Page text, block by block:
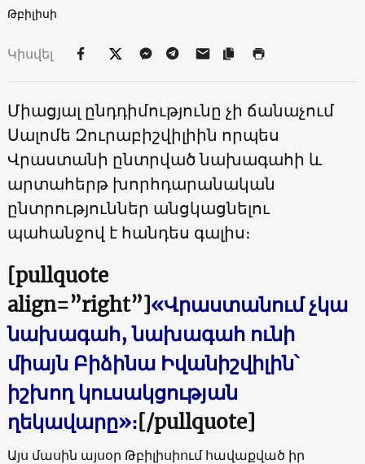
Թբիլիսի
Կիսվել
Միացյալ ընդդիմությունը չի ճանաչում
Սալոմե Զուրաբիշվիլիին որպես
Վրաստանի ընտրված նախագահի և
արտահերթ խորհդարանական
ընտրություններ անցկացնելու
պահանջով է հանդես գալիս։
[pullquote
align=”right”]«Վրաստանում չկա
նախագահ, նախագահ ունի
միայն Բիձինա Իվանիշվիլին՝
իշխող կուսակցության
ղեկավարը»։[/pullquote]
Այս մասին այսօր Թբիլիսիում հավաքված իր